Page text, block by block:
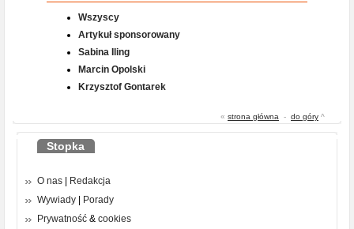
Wszyscy
Artykuł sponsorowany
Sabina Iling
Marcin Opolski
Krzysztof Gontarek
« strona główna - do góry ^
Stopka
O nas
Redakcja
Wywiady
Porady
Prywatność & cookies